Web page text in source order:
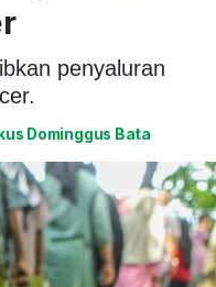
penyaluran
Dominggus Bata